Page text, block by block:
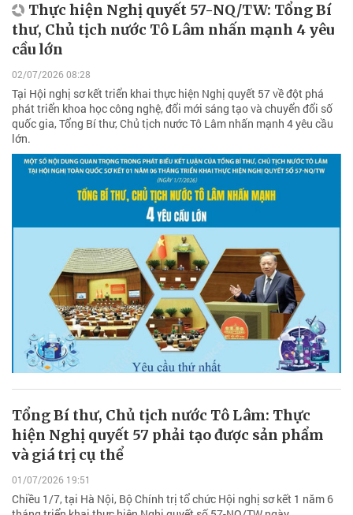
Thực hiện Nghị quyết 57-NQ/TW: Tổng Bí
thư, Chủ tịch nước Tô Lâm nhấn mạnh 4 yêu
cầu lớn
02/07/2026 08:28
Tại Hội nghị sơ kết triển khai thực hiện Nghị quyết 57 về đột phá
phát triển khoa học công nghệ, đổi mới sáng tạo và chuyển đổi số
quốc gia, Tổng Bí thư, Chủ tịch nước Tô Lâm nhấn mạnh 4 yêu cầu
lớn.
Tổng Bí thư, Chủ tịch nước Tô Lâm: Thực
hiện Nghị quyết 57 phải tạo được sản phẩm
và giá trị cụ thể
01/07/2026 19:51
Chiều 1/7, tại Hà Nội, Bộ Chính trị tổ chức Hội nghị sơ kết 1 năm 6